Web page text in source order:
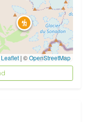
Leaflet | ©OpenStreetMap